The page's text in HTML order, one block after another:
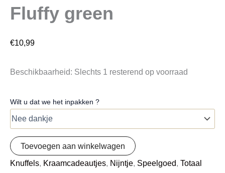
Fluffy green
€10,99
Beschikbaarheid: Slechts 1 resterend op voorraad
Wilt u dat we het inpakken ?
Toevoegen aan winkelwagen
Knuffels, Kraamcadeautjes, Nijntje, Speelgoed, Totaal